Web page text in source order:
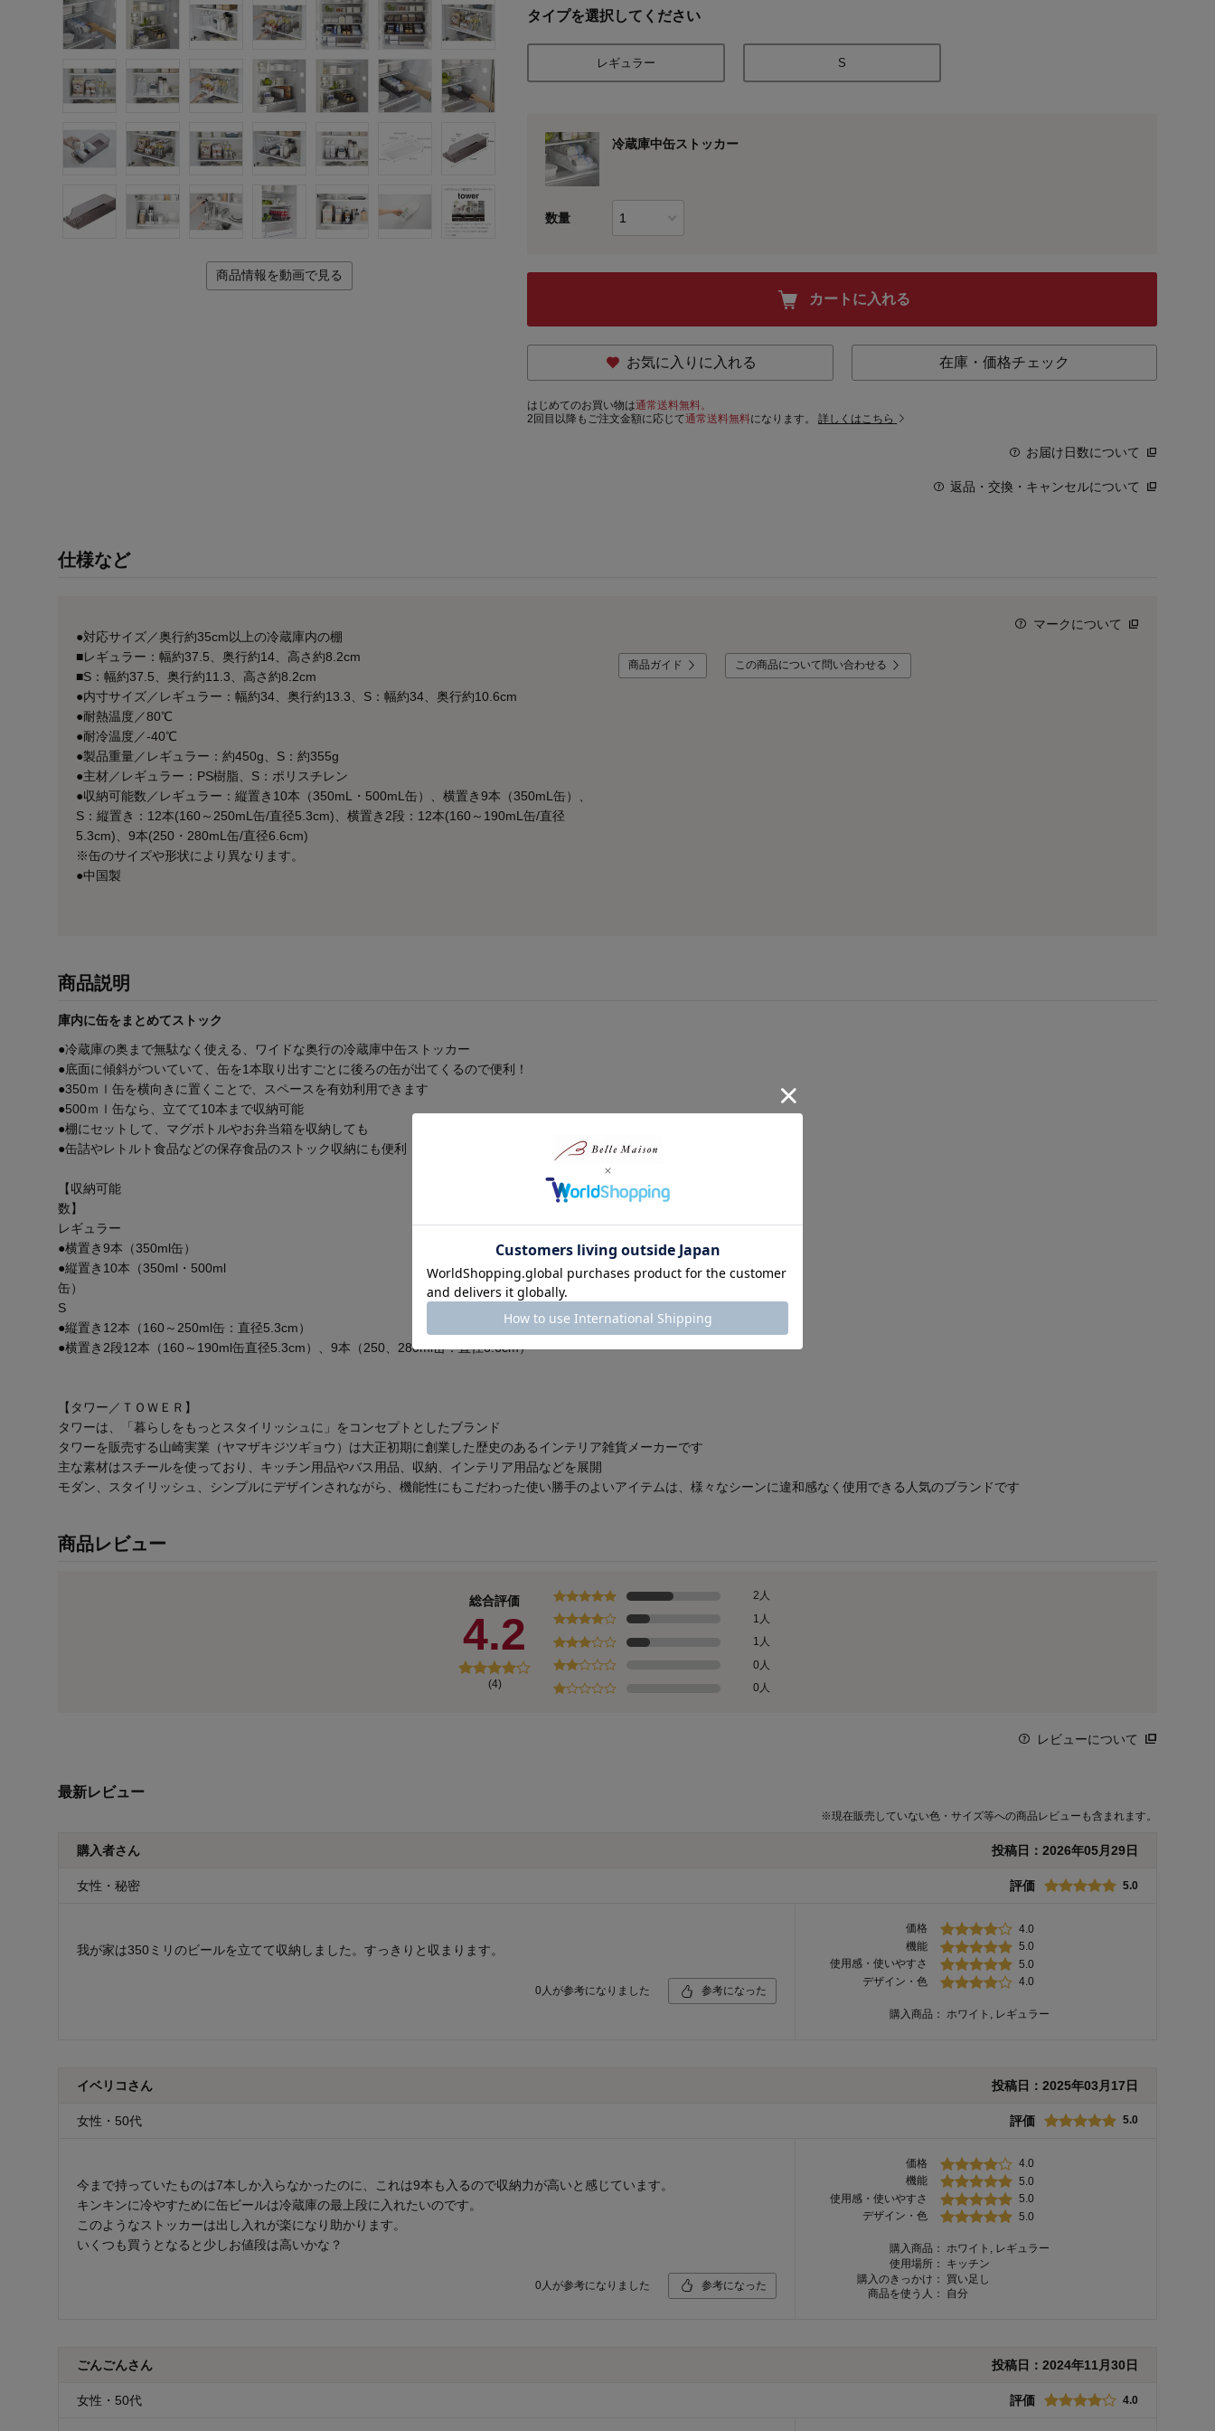
商品情報を動画で見る
タイプを選択してください
レギュラー S
冷蔵庫中缶ストッカー
数量
カートに入れる
お気に入りに入れる 在庫・価格チェック
はじめてのお買い物は通常送料無料。
2回目以降もご注文金額に応じて通常送料無料になります。詳しくはこちら
お届け日数について
返品・交換・キャンセルについて
仕様など
●対応サイズ／奥行約35cm以上の冷蔵庫内の棚
■レギュラー：幅約37.5、奥行約14、高さ約8.2cm
■S：幅約37.5、奥行約11.3、高さ約8.2cm
●内寸サイズ／レギュラー：幅約34、奥行約13.3、S：幅約34、奥行約10.6cm
●耐熱温度／80℃
●耐冷温度／-40℃
●製品重量／レギュラー：約450g、S：約355g
●主材／レギュラー：PS樹脂、S：ポリスチレン
●収納可能数／レギュラー：縦置き10本（350mL・500mL缶）、横置き9本（350mL缶）、
S：縦置き：12本(160～250mL缶/直径5.3cm)、横置き2段：12本(160～190mL缶/直径
5.3cm)、9本(250・280mL缶/直径6.6cm)
※缶のサイズや形状により異なります。
●中国製
マークについて
商品ガイド この商品について問い合わせる
商品説明
庫内に缶をまとめてストック
●冷蔵庫の奥まで無駄なく使える、ワイドな奥行の冷蔵庫中缶ストッカー
●底面に傾斜がついていて、缶を1本取り出すごとに後ろの缶が出てくるので便利！
●350ｍｌ缶を横向きに置くことで、スペースを有効利用できます
●500ｍｌ缶なら、立てて10本まで収納可能
●棚にセットして、マグボトルやお弁当箱を収納しても
●缶詰やレトルト食品などの保存食品のストック収納にも便利！
【収納可能
数
レギュラー
●横置き9本（350ml缶）
●縦置き10本（350ml・500ml
缶
S
●縦置き12本（160～250ml缶：直径5.3cm）
●横置き2段12本（160～190ml缶直径5.3cm）、9本（250、280ml缶：直径6.6cm）
【タワー／ＴＯＷＥＲ】
タワーは、「暮らしをもっとスタイリッシュに」をコンセプトとしたブランド
タワーを販売する山崎実業（ヤマザキジツギョウ）は大正初期に創業した歴史のあるインテリア雑貨メーカーです
主な素材はスチールを使っており、キッチン用品やバス用品、収納、インテリア用品などを展開
モダン、スタイリッシュ、シンプルにデザインされながら、機能性にもこだわった使い勝手のよいアイテムは、様々なシーンに違和感なく使用できる人気のブランドです
商品レビュー
総合評価
4.2
(4)
2人
1人
1人
0人
0人
レビューについて
最新レビュー
※現在販売していない色・サイズ等への商品レビューも含まれます。
購入者さん 投稿日： 2026年05月29日
女性・秘密 評価 5.0
我が家は350ミリのビールを立てて収納しました。すっきりと収まります。
0 人が参考になりました 参考になった
価格
4.0
機能
5.0
使用感・使いやすさ
5.0
デザイン・色
4.0
購入商品： ホワイト, レギュラー
イベリコさん 投稿日： 2025年03月17日
女性・50代 評価 5.0
今まで持っていたものは7本しか入らなかったのに、これは9本も入るので収納力が高いと感じています。
キンキンに冷やすために缶ビールは冷蔵庫の最上段に入れたいのです。
このようなストッカーは出し入れが楽になり助かります。
いくつも買うとなると少しお値段は高いかな？
0 人が参考になりました 参考になった
価格
4.0
機能
5.0
使用感・使いやすさ
5.0
デザイン・色
5.0
購入商品： ホワイト, レギュラー
使用場所：
キッチン
購入のきっかけ：
買い足し
商品を使う人：
自分
ごんごんさん 投稿日： 2024年11月30日
女性・50代 評価 4.0